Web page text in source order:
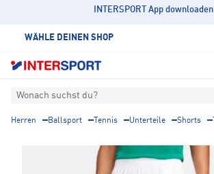
INTERSPORT App downloaden
WÄHLE DEINEN SHOP
Wonach suchst du?
Herren Ballsport Tennis Unterteile Shorts